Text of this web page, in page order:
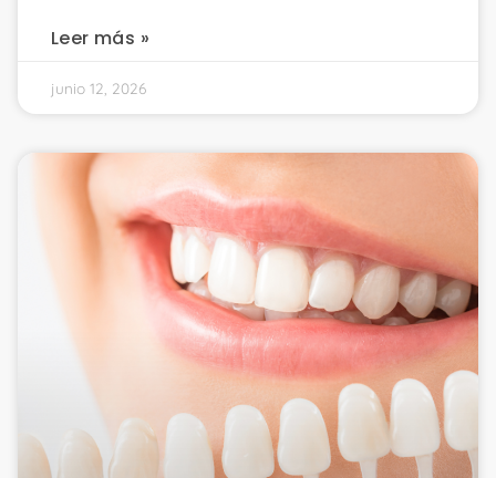
Leer más »
junio 12, 2026